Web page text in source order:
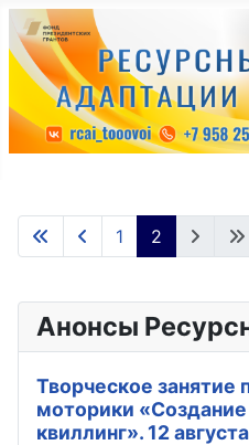
1 2
Анонсы
Творческое занятие
моторики «Создание
квиллинг». 12